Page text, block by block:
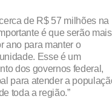
de R$ 57 milhões na
é que serão
ano para manter o
Esse é um
dos governos federal,
para atender a
toda a região.”